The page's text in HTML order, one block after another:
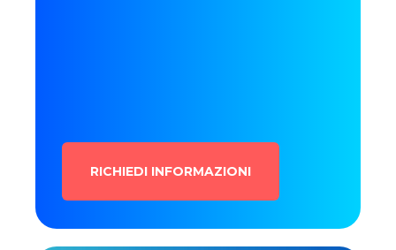
RICHIEDI INFORMAZIONI